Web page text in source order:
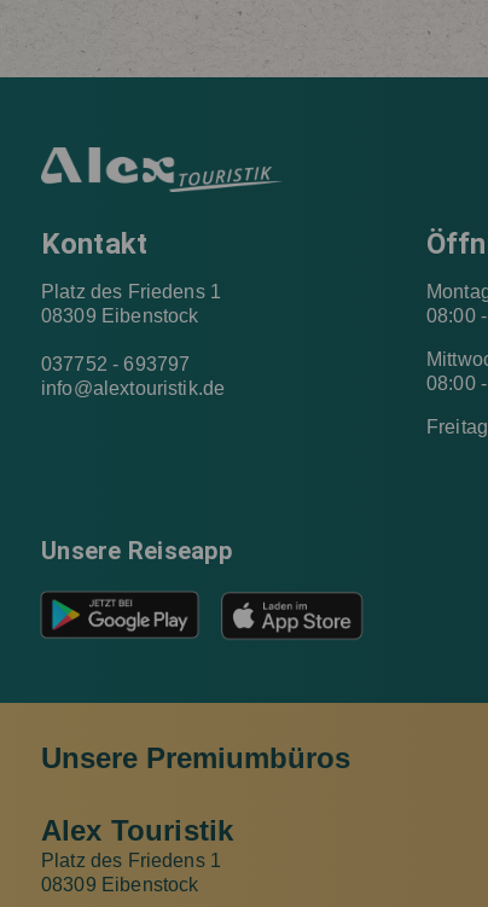
Kontakt
Platz des Friedens 1
08309 Eibenstock
037752 - 693797
info@alextouristik.de
08:00
08:00
Unsere Reiseapp
Unsere Premiumbüros
Alex Touristik
Platz des Friedens 1
08309 Eibenstock